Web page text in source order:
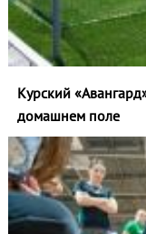
Курский
домашнем поле